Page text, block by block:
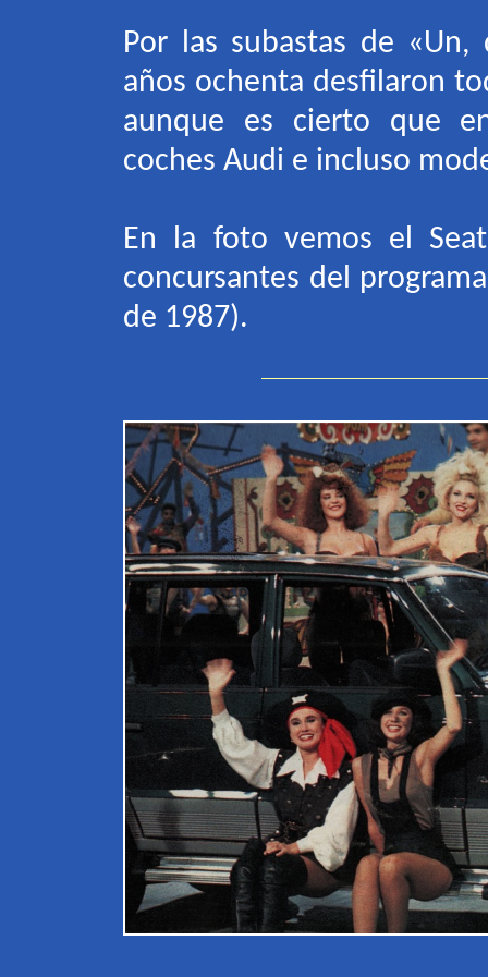
Por las subastas de
años ochenta desfilaron
aunque es cierto que
coches Audi e incluso
En la foto vemos el
concursantes del
de 1987).